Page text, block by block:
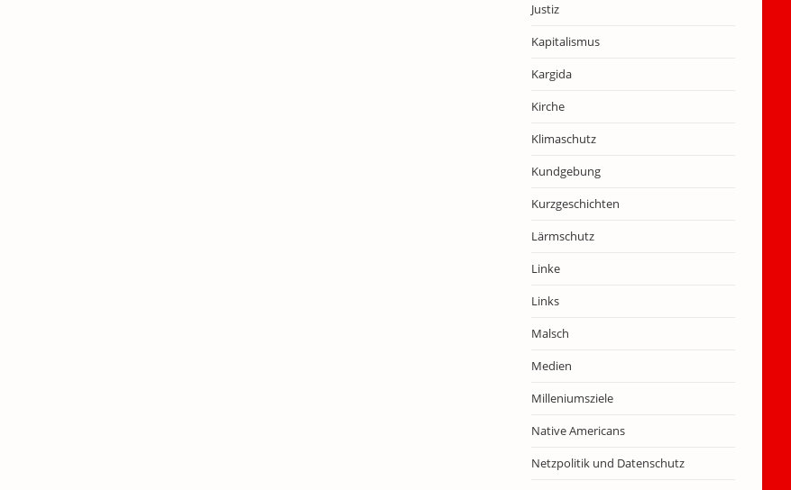
Justiz
Kapitalismus
Kargida
Kirche
Klimaschutz
Kundgebung
Kurzgeschichten
Lärmschutz
Linke
Links
Malsch
Medien
Milleniumsziele
Native Americans
Netzpolitik und Datenschutz